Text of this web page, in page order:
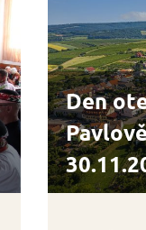
Den